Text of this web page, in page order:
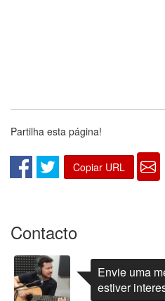
Partilha esta página!
Copiar URL
Contacto
Envie uma
estiver